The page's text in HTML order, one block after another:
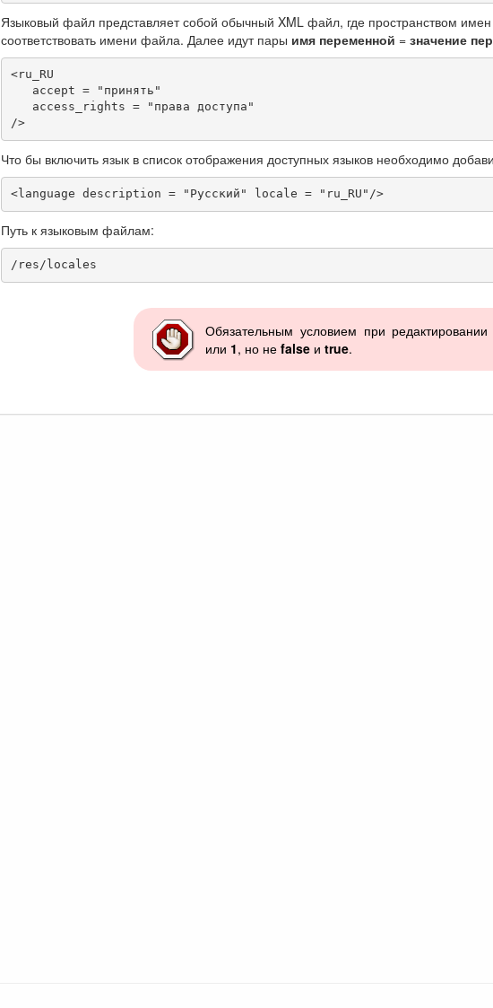
Языковый файл представляет собой обычный XML файл, где пространством
соответствовать имени файла. Далее идут пары имя переменной = значение
<ru_RU
/>
Что бы включить язык в список отображения доступных языков необходимо
<language description = "Русский" locale = "ru_RU"/>
Путь к языковым файлам:
/res/locales
Обязательным условием при
или 1, но неfalse иtrue.